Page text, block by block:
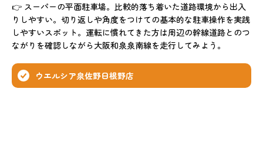
👉 スーパーの平面駐車場。比較的落ち着いた道路環境から出入
りしやすい。切り返しや角度をつけての基本的な駐車操作を実践
しやすいスポット。運転に慣れてきた方は周辺の幹線道路とのつ
ながりを確認しながら大阪和泉泉南線を走行してみよう。
ウエルシア泉佐野日根野店